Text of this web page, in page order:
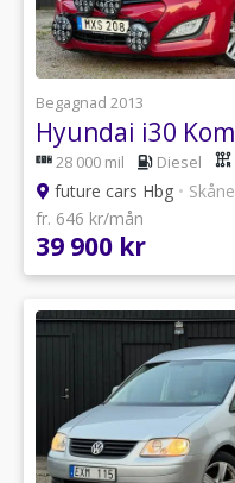
Begagnad 2013
28 000 mil Diesel
future cars Hbg • Skåne
fr. 646 kr/mån
39 900 kr